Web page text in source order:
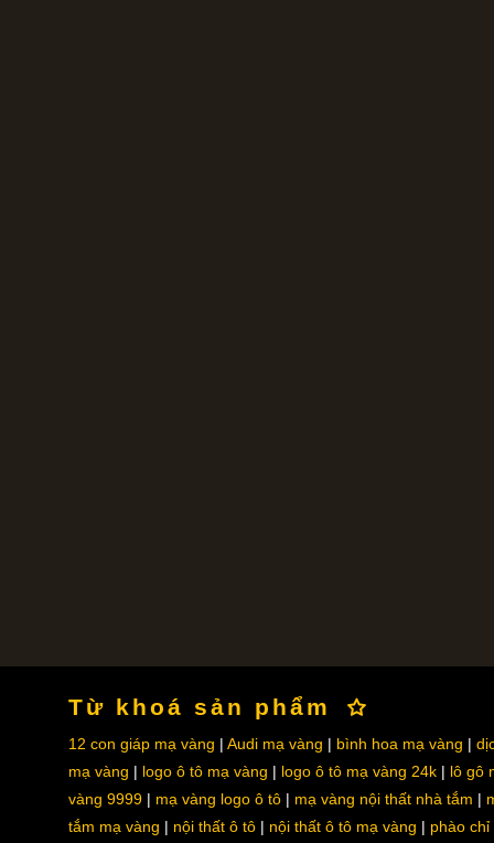
Từ khoá sản phẩm
12 con giáp mạ vàng Audi mạ vàng bình hoa mạ vàng
mạ vàng
logo ô tô mạ vàng logo ô tô mạ vàng 24k
lô gô
vàng 9999
mạ vàng logo ô tô mạ vàng nội thất nhà tắm
tắm mạ vàng
nội thất ô tô nội thất ô tô mạ vàng
phào chỉ